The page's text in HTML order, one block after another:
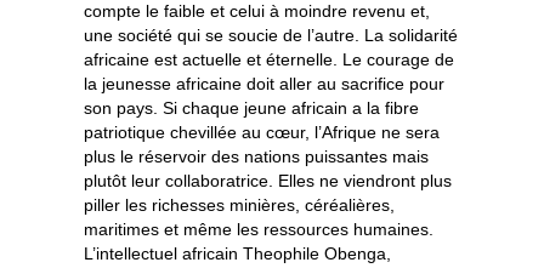
compte le faible et celui à moindre revenu et,
une société qui se soucie de l’autre. La solidarité
africaine est actuelle et éternelle. Le courage de
la jeunesse africaine doit aller au sacrifice pour
son pays. Si chaque jeune africain a la fibre
patriotique chevillée au cœur, l’Afrique ne sera
plus le réservoir des nations puissantes mais
plutôt leur collaboratrice. Elles ne viendront plus
piller les richesses minières, céréalières,
maritimes et même les ressources humaines.
L’intellectuel africain Theophile Obenga,